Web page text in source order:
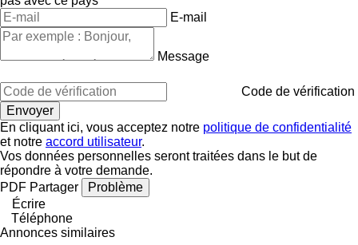
E-mail
Message
Code de vérification
En cliquant ici, vous acceptez notre politique de confidentialité
et notre accord utilisateur.
Vos données personnelles seront traitées dans le but de
répondre à votre demande.
PDF Partager
Problème
Écrire
Téléphone
Annonces similaires